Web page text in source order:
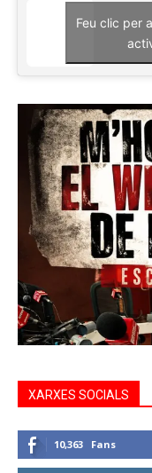
Feu clic per
XARXES SOCIALS
10,363 Fans